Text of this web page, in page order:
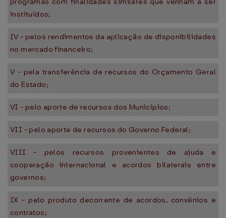
instituídos;
IV - pelos rendimentos da aplicação de disponibilidades
no mercado financeiro;
V - pela transferência de recursos do Orçamento Geral
do Estado;
VI - pelo aporte de recursos dos Municípios;
VII - pelo aporte de recursos do Governo Federal;
VIII - pelos recursos provenientes de ajuda e
cooperação internacional e acordos bilaterais entre
governos;
IX - pelo produto decorrente de acordos, convênios e
contratos;